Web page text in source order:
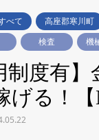
べて
高座郡寒川町
検査 機
制度有
る！【